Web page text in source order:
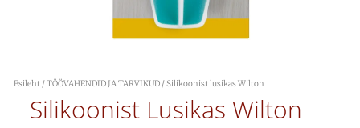
Esileht /TÖÖVAHENDID JA TARVIKUD / Silikoonist lusikas Wilton
Silikoonist Lusikas Wilton